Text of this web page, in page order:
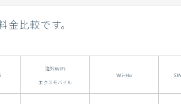
比較です。
海外WiFi
エクスモバイル
Wi-Ho